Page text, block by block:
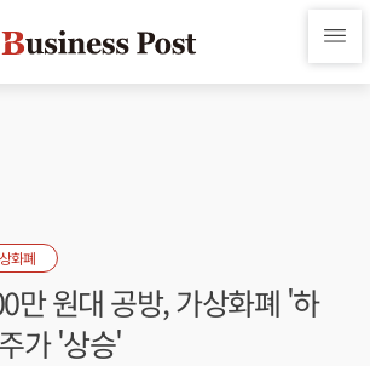
화폐
만 원대 공방, 가상화폐 '하
가 '상승'